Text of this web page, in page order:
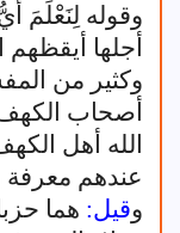
وقوله لِنَعْلَمَ
أجلها
وكثير من
أصحاب الكهف
الله أهل
عندهم معرفة
وقيل: هما